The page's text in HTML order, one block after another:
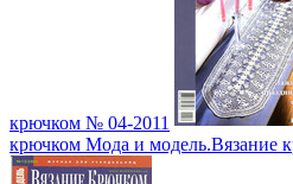
крючком № 04-2011
крючком Мода и модель.Вязание